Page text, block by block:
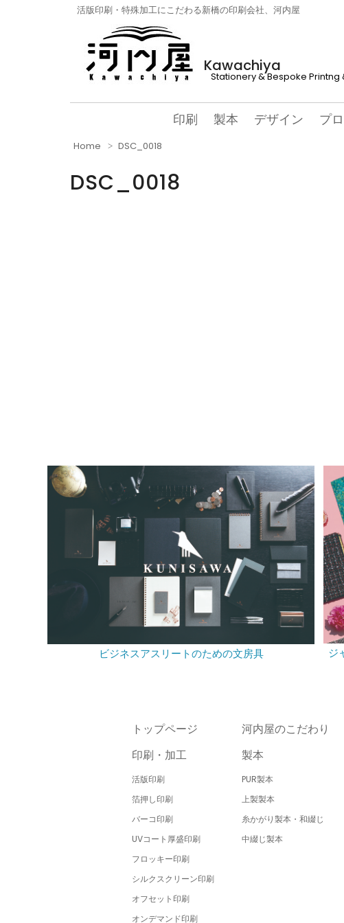
活版印刷・特殊加工にこだわる新橋の印刷会社、河内屋
Kawachiya
Stationery & Bespoke Printng
印刷 製本 デザイン プ
Home DSC_0018
DSC_0018
ビジネスアスリートのための文房具 ジ
トップページ
印刷・加工
活版印刷
箔押し印刷
バーコ印刷
UVコート厚盛印刷
フロッキー印刷
シルクスクリーン印刷
オフセット印刷
オンデマンド印刷
河内屋のこだわり
製本
PUR製本
上製製本
糸かがり製本・和綴じ
中綴じ製本